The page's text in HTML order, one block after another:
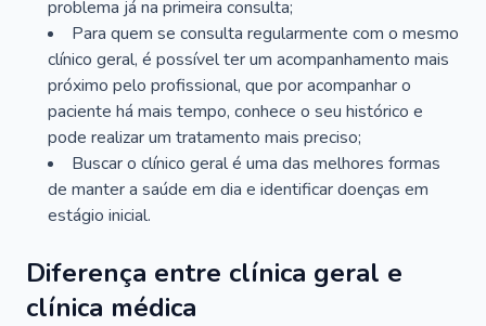
problema já na primeira consulta;
Para quem se consulta regularmente com o mesmo
clínico geral, é possível ter um acompanhamento mais
próximo pelo profissional, que por acompanhar o
paciente há mais tempo, conhece o seu histórico e
pode realizar um tratamento mais preciso;
Buscar o clínico geral é uma das melhores formas
de manter a saúde em dia e identificar doenças em
estágio inicial.
Diferença entre clínica geral e
clínica médica